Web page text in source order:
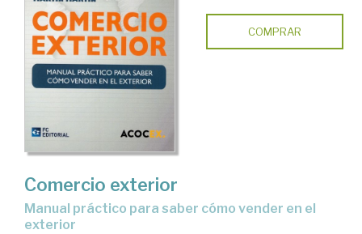
COMPRAR
Comercio exterior
manual práctico para saber cómo vender en el
exterior